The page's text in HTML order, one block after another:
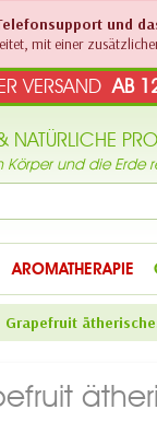
und
mit einer
VERSANDAB
Körper und die Erde
AROMATHERAPIE
Grapefruit